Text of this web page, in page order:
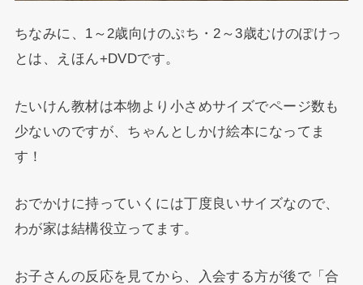
ちなみに、1～2歳向けのぷち・2～3歳むけのぽけっ
とは、えほん+DVDです。
たいけん教材は本物より小さめサイズでページ数も
少ないのですが、ちゃんとしかけ絵本になってま
す！
おでかけに持っていくには丁度良いサイズなので、
わが家は結構役立ってます。
お子さんの反応を見てから、入会する方が後で「合